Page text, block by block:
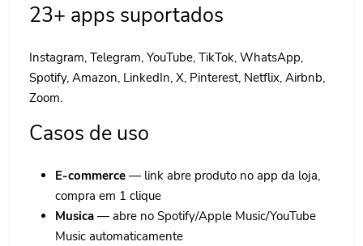
23+ apps suportados
Instagram, Telegram, YouTube, TikTok, WhatsApp,
Spotify, Amazon, LinkedIn, X, Pinterest, Netflix, Airbnb,
Zoom.
Casos de uso
E-commerce — link abre produto no app da loja,
compra em 1 clique
Musica — abre no Spotify/Apple Music/YouTube
Music automaticamente